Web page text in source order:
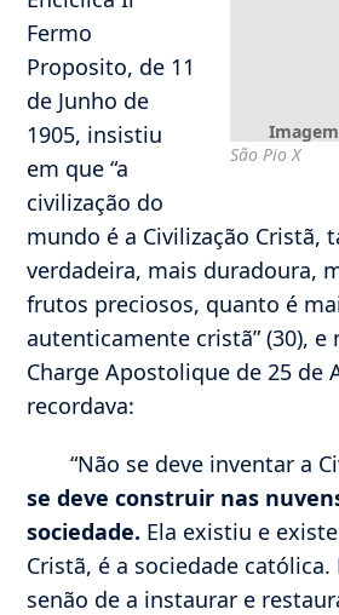
São Pio X
Fermo
Proposito, de 11
de Junho de
1905, insistiu
em que “a
civilização do
mundo é a Civilização Cristã,
verdadeira, mais duradoura,
frutos preciosos, quanto é
autenticamente cristã” (30), e
Charge Apostolique de 25 de
recordava:
“Não se deve inventar a
se deve construir nas
sociedade. Ela existiu e
Cristã, é a sociedade
senão de a instaurar e